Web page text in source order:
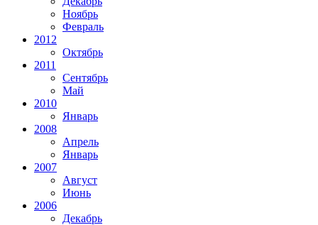
Ноябрь
Февраль
2012
Октябрь
2011
Сентябрь
Май
2010
Январь
2008
Апрель
Январь
2007
Август
Июнь
2006
Декабрь